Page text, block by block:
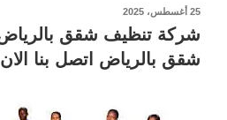
نُشر
25 أغسطس، 2025
شقق بالرياض اتصل بنا الان